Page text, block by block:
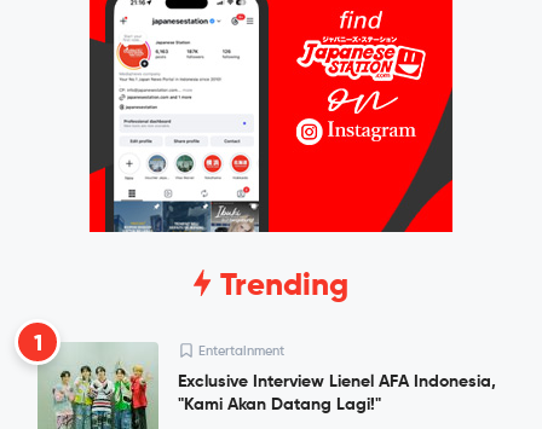
Trending
1 Entertainment
Exclusive Interview Lienel AFA Indonesia,
"Kami Akan Datang Lagi!"